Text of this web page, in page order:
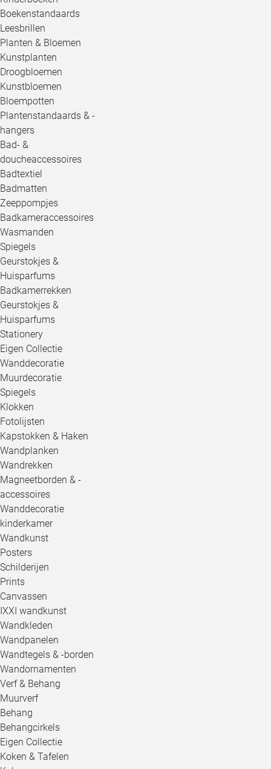
Boekenstandaards
Leesbrillen
Planten & Bloemen
Kunstplanten
Droogbloemen
Kunstbloemen
Bloempotten
Plantenstandaards & -
hangers
Bad- &
doucheaccessoires
Badtextiel
Badmatten
Zeeppompjes
Badkameraccessoires
Wasmanden
Spiegels
Geurstokjes &
Huisparfums
Badkamerrekken
Geurstokjes &
Huisparfums
Stationery
Eigen Collectie
Wanddecoratie
Muurdecoratie
Spiegels
Klokken
Fotolijsten
Kapstokken & Haken
Wandplanken
Wandrekken
Magneetborden & -
accessoires
Wanddecoratie
kinderkamer
Wandkunst
Posters
Schilderijen
Prints
Canvassen
IXXI wandkunst
Wandkleden
Wandpanelen
Wandtegels & -borden
Wandornamenten
Verf & Behang
Muurverf
Behang
Behangcirkels
Eigen Collectie
Koken & Tafelen